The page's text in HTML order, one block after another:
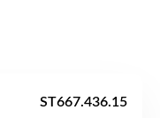
ST667.436.15